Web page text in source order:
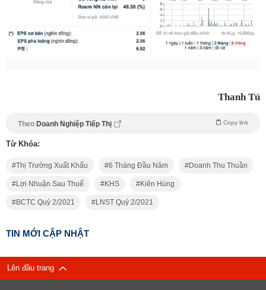
Thanh Tú
Theo Doanh Nghiệp Tiếp Thị Copy link
Từ Khóa:
Thị Trường Xuất Khẩu 6 Tháng Đầu Năm Doanh Thu Thuần
Lợi Nhuận Sau Thuế KHS Kiên Hùng
BCTC Quý 2/2021 LNST Quý 2/2021
TIN MỚI CẬP NHẬT
Lên đầu trang